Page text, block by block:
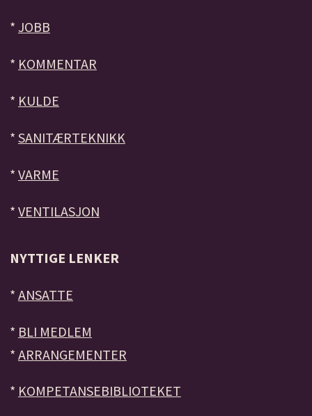
* JOBB
* KOMMENTAR
* KULDE
* SANITÆRTEKNIKK
* VARME
* VENTILASJON
NYTTIGE LENKER
* ANSATTE
* BLI MEDLEM
* ARRANGEMENTER
* KOMPETANSEBIBLIOTEKET